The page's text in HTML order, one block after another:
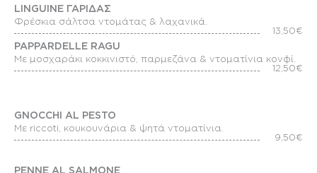
LINGUINE ΓΑΡΙΔΑΣ
Φρέσκια σάλτσα ντομάτας & λαχανικά.
13,50€
PAPPARDELLE RAGU
Με μοσχαράκι κοκκινιστό, παρμεζάνα & ντοματίνια κονφί.
12,50€
GNOCCHI AL PESTO
Με riccoti, κουκουνάρια & ψητά ντοματίνια.
9,50€
PENNE AL SALMONE